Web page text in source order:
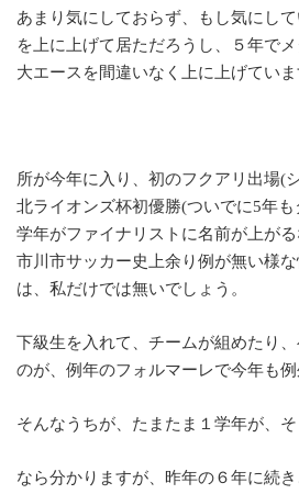
あまり気にしておらず、もし気にし
を上に上げて居ただろうし、５年で
大エースを間違いなく上に上げていま
所が今年に入り、初のフクアリ出場(
北ライオンズ杯初優勝(ついでに5年
学年がファイナリストに名前が上がる
市川市サッカー史上余り例が無い様
は、私だけでは無いでしょう。
下級生を入れて、チームが組めたり
のが、例年のフォルマーレで今年も例
そんなうちが、たまたま１学年が、
なら分かりますが、昨年の６年に続